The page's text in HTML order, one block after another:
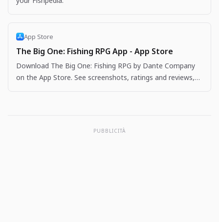
App Store
The Big One: Fishing RPG App - App Store
Download The Big One: Fishing RPG by Dante Company
on the App Store. See screenshots, ratings and reviews,
PUBBLICITÀ